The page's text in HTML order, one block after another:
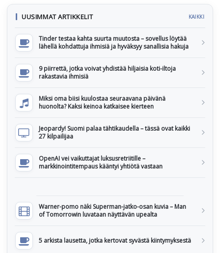
UUSIMMAT ARTIKKELIT KAIKKI
Tinder testaa kahta suurta muutosta – sovellus löytää
lähellä kohdattuja ihmisiä ja hyväksyy sanallisia hakuja
9 piirrettä, jotka voivat yhdistää hiljaisia koti-iltoja
rakastavia ihmisiä
Miksi oma biisi kuulostaa seuraavana päivänä
huonolta? Kaksi keinoa katkaisee kierteen
Jeopardy! Suomi palaa tähtikaudella – tässä ovat kaikki
27 kilpailijaa
OpenAI vei vaikuttajat luksusretriitille –
markkinointitempaus kääntyi yhtiötä vastaan
Warner-pomo näki Superman-jatko-osan kuvia – Man
of Tomorrowin luvataan näyttävän upealta
5 arkista lausetta, jotka kertovat syvästä kiintymyksestä